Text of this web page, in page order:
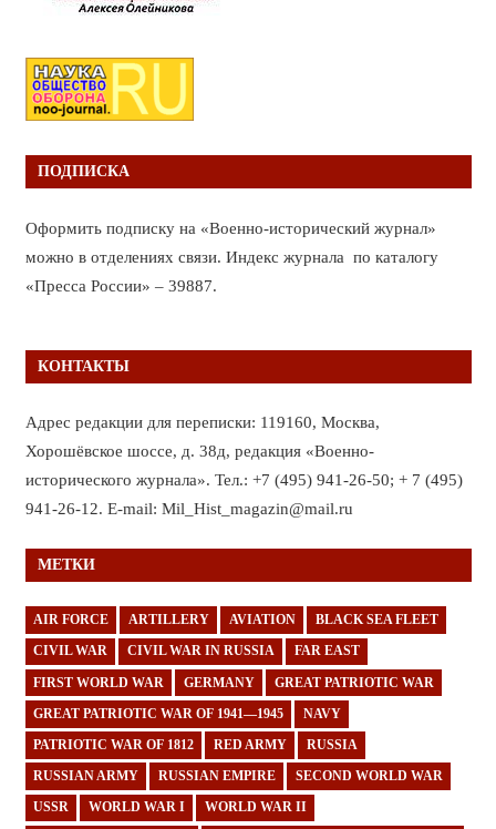
ПОДПИСКА
Оформить подписку на «Военно-исторический журнал»
можно в отделениях связи. Индекс журнала по каталогу
«Пресса России» – 39887.
КОНТАКТЫ
Адрес редакции для переписки: 119160, Москва,
Хорошёвское шоссе, д. 38д, редакция «Военно-
исторического журнала». Тел.: +7 (495) 941-26-50; + 7 (495)
941-26-12. E-mail: Mil_Hist_magazin@mail.ru
МЕТКИ
AIR FORCE ARTILLERY AVIATION BLACK SEA FLEET
CIVIL WAR CIVIL WAR IN RUSSIA FAR EAST
FIRST WORLD WAR GERMANY GREAT PATRIOTIC WAR
GREAT PATRIOTIC WAR OF 1941—1945 NAVY
PATRIOTIC WAR OF 1812 RED ARMY RUSSIA
RUSSIAN ARMY RUSSIAN EMPIRE SECOND WORLD WAR
USSR WORLD WAR I WORLD WAR II